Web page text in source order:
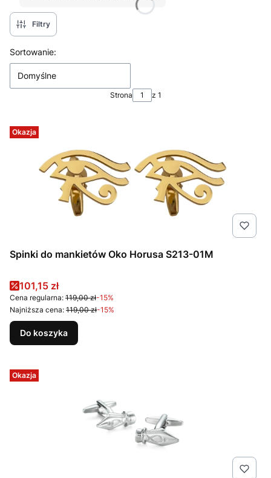
Filtry
Lista produktów
Sortowanie:
Domyślne
Strona z 1
Okazja
Spinki do mankietów Oko Horusa S213-01M
Cena promocyjna
101,15 zł
Cena regularna: 119,00 zł-15%
Najniższa cena: 119,00 zł-15%
Do koszyka
Okazja